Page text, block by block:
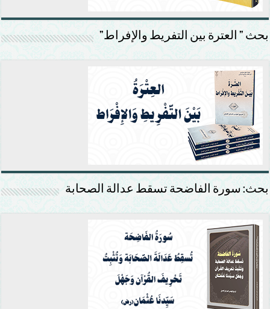
بحث ” العترة بين التفريط والإفراط”
بحث: سورة الفاضحة تسقط عدالة الصحابة